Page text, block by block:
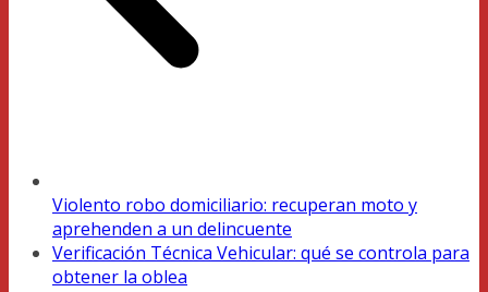
Violento robo domiciliario: recuperan moto y
aprehenden a un delincuente
Verificación Técnica Vehicular: qué se controla para
obtener la oblea